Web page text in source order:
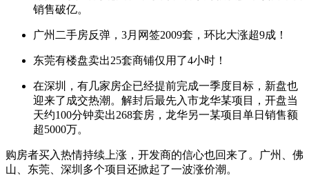
销售破亿。
广州二手房反弹，3月网签2009套，环比大涨超9成！
东莞有楼盘卖出25套商铺仅用了4小时！
在深圳，有几家房企已经提前完成一季度目标，新盘也
迎来了成交热潮。解封后最先入市龙华某项目，开盘当
天约100分钟卖出268套房，龙华另一某项目单日销售额
超5000万。
购房者买入热情持续上涨，开发商的信心也回来了。广州、佛
山、东莞、深圳多个项目还掀起了一波涨价潮。